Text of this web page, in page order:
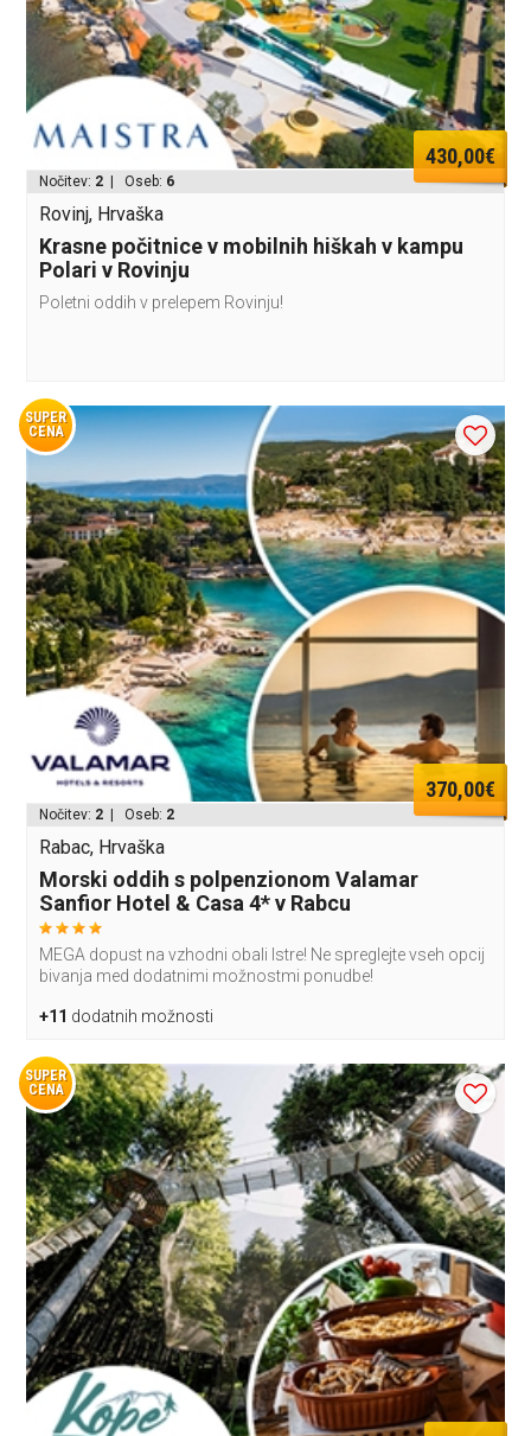
430,00€
Nočitev: 2 | Oseb: 6
Rovinj, Hrvaška
Krasne počitnice v mobilnih hiškah v kampu
Polari v Rovinju
Poletni oddih v prelepem Rovinju!
SUPER
CENA
370,00€
Nočitev: 2 | Oseb: 2
Rabac, Hrvaška
Morski oddih s polpenzionom Valamar
Sanfior Hotel & Casa 4* v Rabcu
MEGA dopust na vzhodni obali Istre! Ne spreglejte vseh opcij
bivanja med dodatnimi možnostmi ponudbe!
+11 dodatnih možnosti
SUPER
CENA